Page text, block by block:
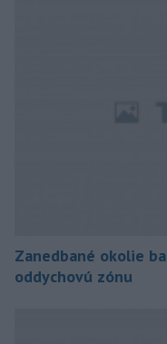
Zanedbané okolie
oddychovú zónu